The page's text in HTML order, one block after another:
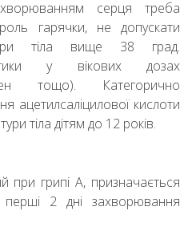
серця треба
гарячки, не допускати
тіла вище 38 град.
у вікових дозах
тощо). Категорично
ацетилсаліцилової кислоти
тіла дітям до 12 років.
при грипі А, призначається
2 дні захворювання